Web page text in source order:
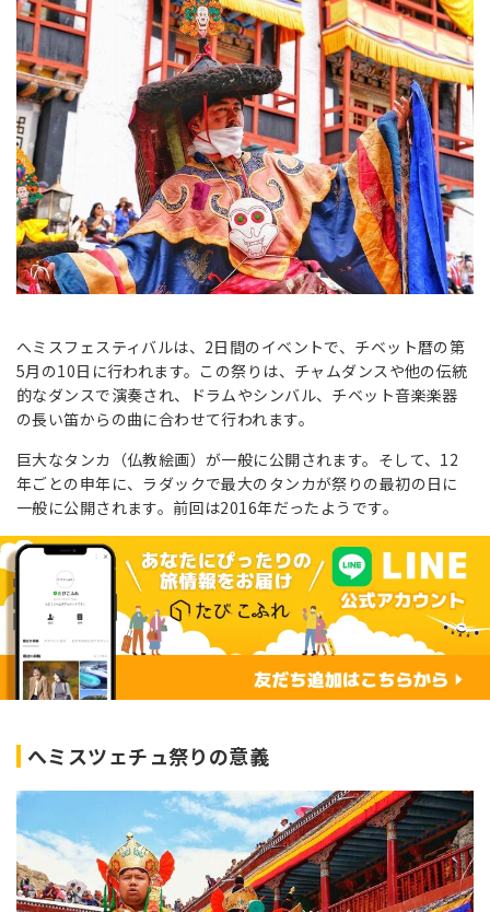
へミスフェスティバルは、2日間のイベントで、チベット暦の第
5月の10日に行われます。この祭りは、チャムダンスや他の伝統
的なダンスで演奏され、ドラムやシンバル、チベット音楽楽器
の長い笛からの曲に合わせて行われます。
巨大なタンカ（仏教絵画）が一般に公開されます。そして、12
年ごとの申年に、ラダックで最大のタンカが祭りの最初の日に
一般に公開されます。前回は2016年だったようです。
へミスツェチュ祭りの意義